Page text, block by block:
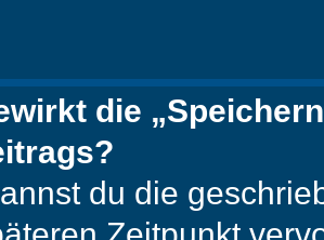
die
du die